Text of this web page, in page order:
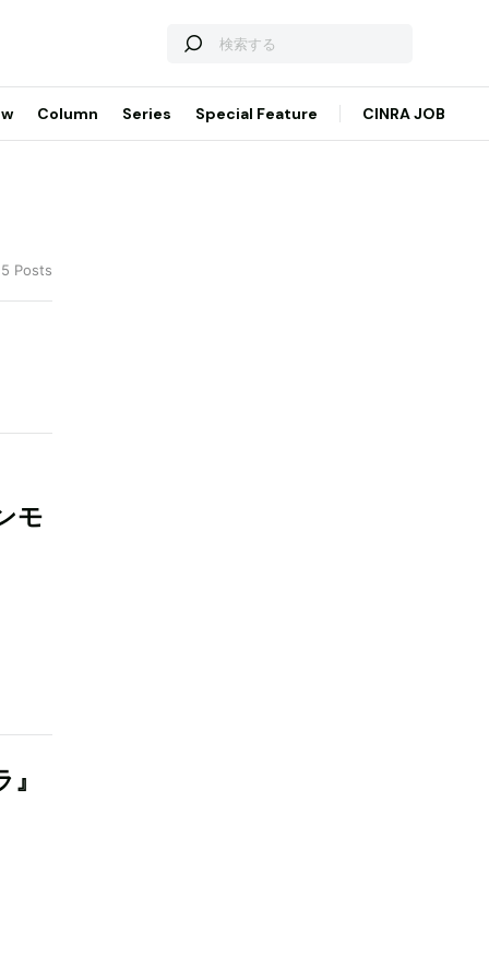
Column Series Special Feature CINRA JOB
Posts
モ